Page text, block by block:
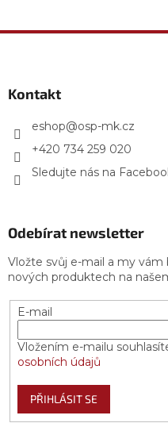
Kontakt
eshop@osp-mk.cz
+420 734 259 020
Sledujte nás na
Odebírat newsletter
Vložte svůj e-mail a my
nových produktech na
E-mail
Vložením e-mailu
osobních údajů
PŘIHLÁSIT SE